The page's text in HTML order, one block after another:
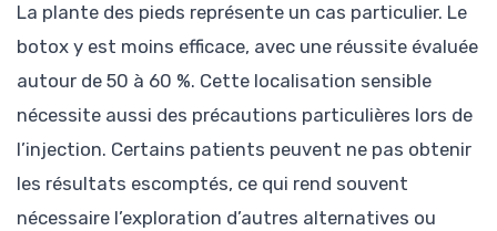
La plante des pieds représente un cas particulier. Le
botox y est moins efficace, avec une réussite évaluée
autour de 50 à 60 %. Cette localisation sensible
nécessite aussi des précautions particulières lors de
l’injection. Certains patients peuvent ne pas obtenir
les résultats escomptés, ce qui rend souvent
nécessaire l’exploration d’autres alternatives ou